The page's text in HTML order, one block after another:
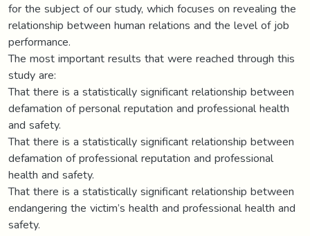
for the subject of our study, which focuses on revealing the
relationship between human relations and the level of job
performance.
The most important results that were reached through this
study are:
That there is a statistically significant relationship between
defamation of personal reputation and professional health
and safety.
That there is a statistically significant relationship between
defamation of professional reputation and professional
health and safety.
That there is a statistically significant relationship between
endangering the victim’s health and professional health and
safety.